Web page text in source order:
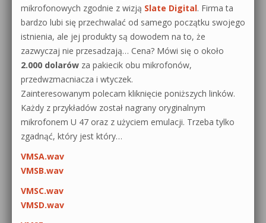
mikrofonowych zgodnie z wizją Slate Digital. Firma ta
bardzo lubi się przechwalać od samego początku swojego
istnienia, ale jej produkty są dowodem na to, że
zazwyczaj nie przesadzają… Cena? Mówi się o około
2.000 dolarów za pakiecik obu mikrofonów,
przedwzmacniacza i wtyczek.
Zainteresowanym polecam kliknięcie poniższych linków.
Każdy z przykładów został nagrany oryginalnym
mikrofonem U 47 oraz z użyciem emulacji. Trzeba tylko
zgadnąć, który jest który…
VMSA.wav
VMSB.wav
VMSC.wav
VMSD.wav